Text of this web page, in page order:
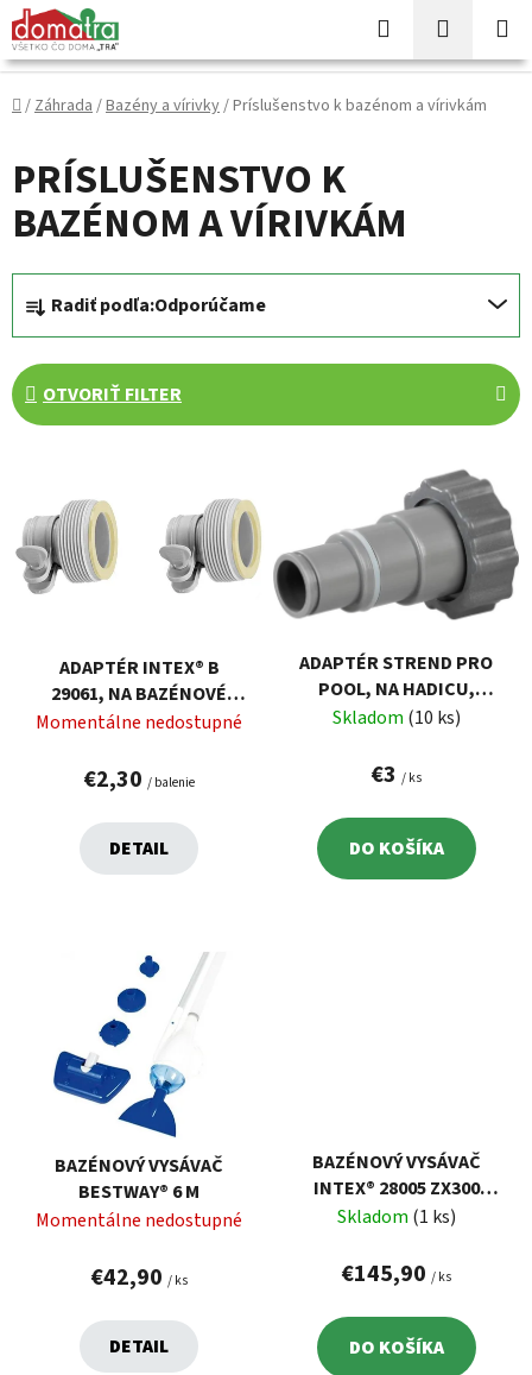
Prejsť
na
obsah
Hľadať
KOŠÍK
Domov
/Záhrada/Bazény a vírivky/Príslušenstvo k bazénom a vírivkám
PRÍSLUŠENSTVO K
BAZÉNOM A VÍRIVKÁM
R
d
e
n
o
d
Radiť podľa:Odporúčame
OTVORIŤ FILTER
p
i
s
ADAPTÉR INTEX® B
29061, NA BAZÉNOVÉ
HADICE, BAL. 2 KS
Momentálne nedostupné
€2,30 / balenie
DETAIL
ADAPTÉR STREND PRO
POOL, NA HADICU,
NÁHRADNÝ, PRE INTEX
Skladom (10 ks)
€3 / ks
DO KOŠÍKA
BAZÉNOVÝ VYSÁVAČ
BESTWAY® 6 M
Momentálne nedostupné
€42,90 / ks
DETAIL
BAZÉNOVÝ VYSÁVAČ
INTEX® 28005 ZX300
DELUXE, AUTOMATICKÝ,
Skladom (1 ks)
€145,90 / ks
DO KOŠÍKA